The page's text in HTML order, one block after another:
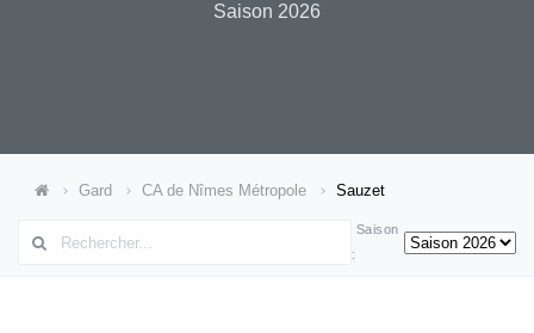
Saison 2026
Gard CA de Nîmes Métropole Sauzet
Saison
: